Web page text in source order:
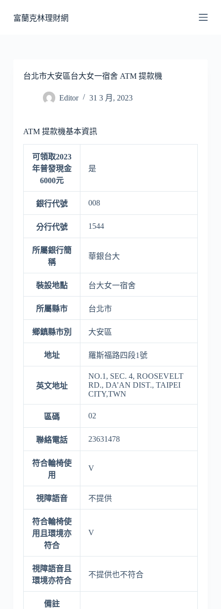
至
富蘭克林理財網
台北市大安區台大女一宿舍 ATM 提款機
Editor 31 3 月, 2023
ATM 提款機基本資訊
可領取2023
年普發現金
6000元
是
銀行代號 008
分行代號 1544
所屬銀行簡
稱
華銀台大
裝設地點 台大女一宿舍
所屬縣市 台北市
鄉鎮縣市別 大安區
地址 羅斯福路四段1號
英文地址
NO.1, SEC. 4, ROOSEVELT
RD., DA’AN DIST., TAIPEI
CITY,TWN
區碼 02
聯絡電話 23631478
符合輪椅使
用
V
視障語音 不提供
符合輪椅使
用且環境亦
符合
V
視障語音且
環境亦符合
不提供也不符合
備註